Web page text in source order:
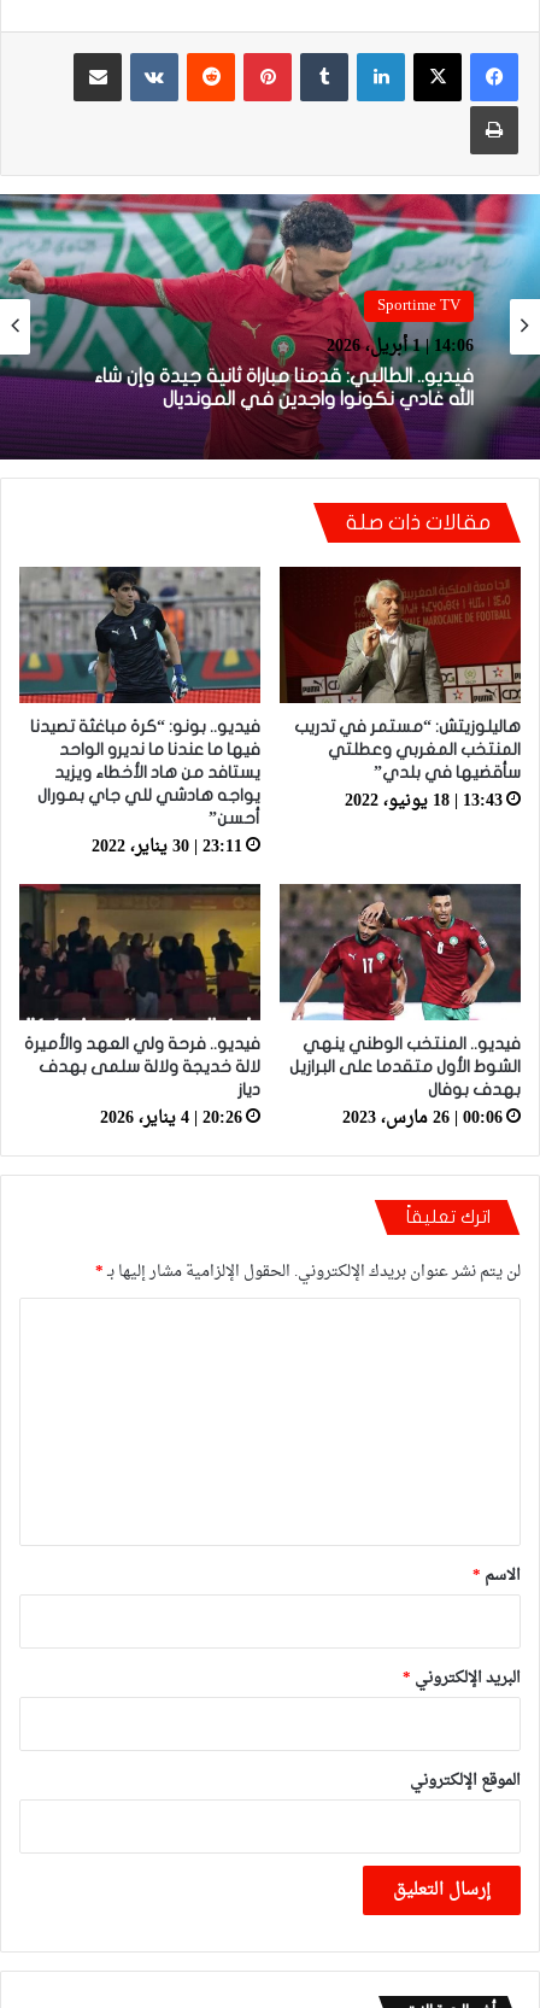
لينكدإن بينتيريست
مشاركة عبر البريد
طباعة
Sportime TV
14:06 | 1 أبريل، 2026
فيديو.. الطالبي: قدمنا مباراة ثانية جيدة وإن شاء
الله غادي نكونوا واجدين في المونديال
Sportime TV
14:05 | 1 أبريل، 2026
فيديو.. بونو: اللاعبين تعاملو مزيان مع المباراة وخا
مكانتش ساهلة وحنا كنحاولوا نركزوا باش نعاونوا
المنتخب
مقالات ذات صلة
هاليلوزيتش: “مستمر في تدريب
المنتخب المغربي وعطلتي
سأقضيها في بلدي”
13:43 | 18 يونيو، 2022
فيديو.. بونو: “كرة مباغثة تصيدنا
فيها ما عندنا ما نديرو الواحد
يستافد من هاد الأخطاء ويزيد
يواجه هادشي للي جاي بمورال
أحسن”
23:11 | 30 يناير، 2022
فيديو.. المنتخب الوطني ينهي
الشوط الأول متقدما على البرازيل
بهدف بوفال
00:06 | 26 مارس، 2023
فيديو.. فرحة ولي العهد والأميرة
لالة خديجة ولالة سلمى بهدف
دياز
20:26 | 4 يناير، 2026
اترك تعليقاً
لن يتم نشر عنوان بريدك الإلكتروني. الحقول الإلزامية مشار إليها بـ*
*
الاسم *
البريد الإلكتروني *
الموقع الإلكتروني